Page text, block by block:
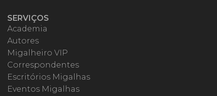
SERVIÇOS
Academia
Autores
Migalheiro VIP
Correspondentes
Escritórios Migalhas
Eventos Migalhas